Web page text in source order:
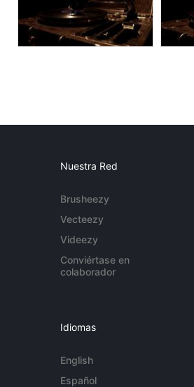
Nuestra Red
Brusheezy
Vecteezy
Videezy
Conviértase en
colaborador
Idiomas
English
Español